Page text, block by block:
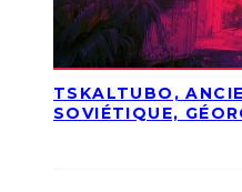
TSKALTUBO,
SOVIÉTIQUE,